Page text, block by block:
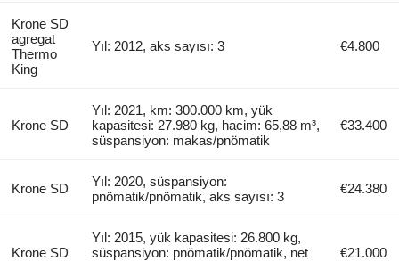
Krone SD
agregat
Thermo
King
Yıl: 2012, aks sayısı: 3 €4.800
Krone SD
Yıl: 2021, km: 300.000 km, yük
kapasitesi: 27.980 kg, hacim: 65,88 m³,
süspansiyon: makas/pnömatik
€33.400
Krone SD
Yıl: 2020, süspansiyon:
pnömatik/pnömatik, aks sayısı: 3
€24.380
Krone SD
Yıl: 2015, yük kapasitesi: 26.800 kg,
süspansiyon: pnömatik/pnömatik, net
€21.000